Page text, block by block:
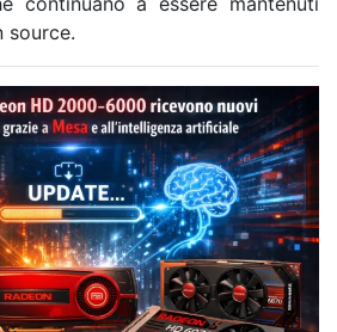
source.